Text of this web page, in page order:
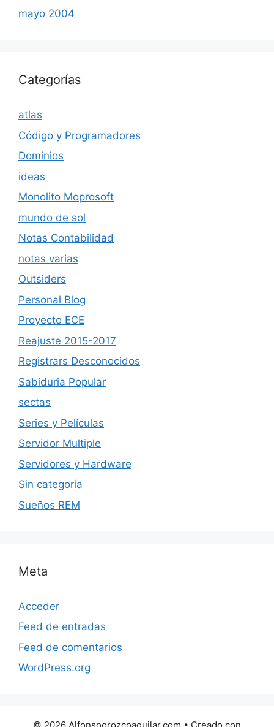
mayo 2004
Categorías
atlas
Código y Programadores
Dominios
ideas
Monolito Moprosoft
mundo de sol
Notas Contabilidad
notas varias
Outsiders
Personal Blog
Proyecto ECE
Reajuste 2015-2017
Registrars Desconocidos
Sabiduria Popular
sectas
Series y Películas
Servidor Multiple
Servidores y Hardware
Sin categoría
Sueños REM
Meta
Acceder
Feed de entradas
Feed de comentarios
WordPress.org